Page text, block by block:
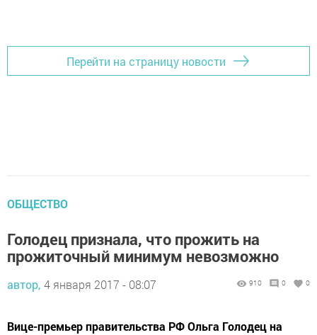
Перейти на страницу новости
ОБЩЕСТВО
Голодец признала, что прожить на
прожиточный минимум невозможно
автор, 4 января 2017 - 08:07 910 0 0
Вице-премьер правительства РФ Ольга Голодец на